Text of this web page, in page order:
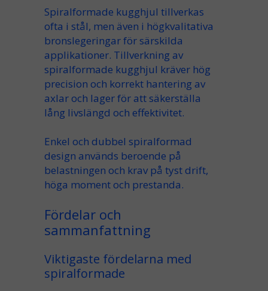
Spiralformade kugghjul tillverkas
ofta i stål, men även i högkvalitativa
bronslegeringarför särskilda
applikationer. Tillverkning av
spiralformade kugghjul kräver hög
precision och korrekt hantering av
axlaroch lagerför att säkerställa
lång livslängd och effektivitet.
Enkel och dubbel spiralformad
design används beroende på
belastningen och krav på tyst drift,
höga momentoch prestanda.
Fördelar och
sammanfattning
Viktigaste fördelarna med
spiralformade